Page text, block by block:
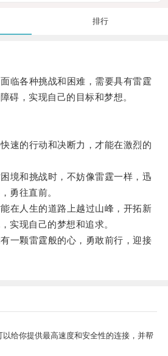
排行
各种挑战和困难，需要具有雷霆
碍，实现自己的目标和梦想。
的行动和决断力，才能在激烈的
和挑战时，不妨像雷霆一样，迅
勇往直前。
人生的道路上越过山峰，开拓新
实现自己的梦想和追求。
颗雷霆般的心，勇敢前行，迎接
给你提供最高速度和安全性的连接，并帮